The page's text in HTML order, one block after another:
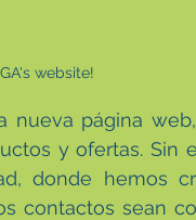
website!
nueva página
y ofertas. Sin
donde hemos
contactos sean